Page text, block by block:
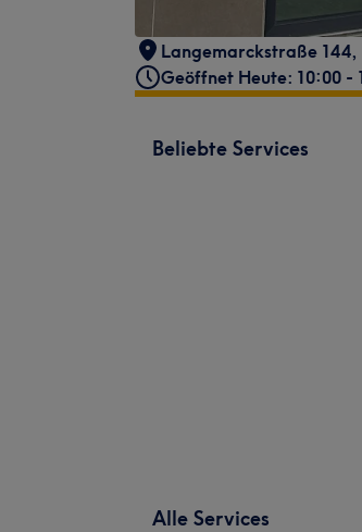
Langemarckstraße 144,
Geöffnet Heute: 10:00 -
Beliebte Services
Alle Services